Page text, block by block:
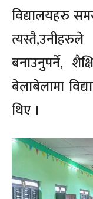
विद्यालयहरु
बनाउनुपर्ने,
बेलाबेलामा
थिए ।